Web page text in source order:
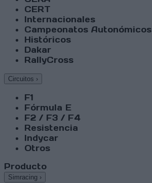
CERT
Internacionales
Campeonatos Autonómicos
Históricos
Dakar
RallyCross
Circuitos ›
F1
Fórmula E
F2 / F3 / F4
Resistencia
Indycar
Otros
Producto
Simracing ›